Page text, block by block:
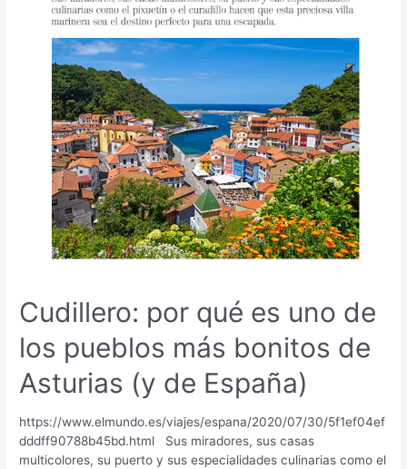
Cudillero: por qué es uno de
los pueblos más bonitos de
Asturias (y de España)
https://www.elmundo.es/viajes/espana/2020/07/30/5f1ef04ef
dddff90788b45bd.html Sus miradores, sus casas
multicolores, su puerto y sus especialidades culinarias como el